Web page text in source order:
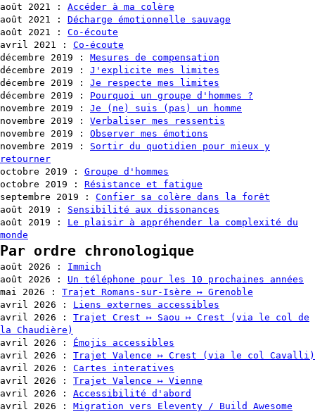
août 2021
:
Accéder à ma colère
août 2021
:
Décharge émotionnelle sauvage
août 2021
:
Co-écoute
avril 2021
:
Co-écoute
décembre 2019
:
Mesures de compensation
décembre 2019
:
J'explicite mes limites
décembre 2019
:
Je respecte mes limites
décembre 2019
:
Pourquoi un groupe d'hommes ?
novembre 2019
:
Je (ne) suis (pas) un homme
novembre 2019
:
Verbaliser mes ressentis
novembre 2019
:
Observer mes émotions
novembre 2019
:
Sortir du quotidien pour mieux y
retourner
octobre 2019
:
Groupe d'hommes
octobre 2019
:
Résistance et fatigue
septembre 2019
:
Confier sa colère dans la forêt
août 2019
:
Sensibilité aux dissonances
août 2019
:
Le plaisir à appréhender la complexité du
monde
Par ordre chronologique
août 2026 :
Immich
août 2026
:
Un téléphone pour les 10 prochaines années
mai 2026
:
Trajet Romans-sur-Isère ↦ Grenoble
avril 2026
:
Liens externes accessibles
avril 2026
:
Trajet Crest ↦ Saou ↦ Crest (via le col de
la Chaudière)
avril 2026
:
Émojis accessibles
avril 2026
:
Trajet Valence ↦ Crest (via le col Cavalli)
avril 2026
:
Cartes interatives
avril 2026
:
Trajet Valence ↦ Vienne
avril 2026
:
Accessibilité d'abord
avril 2026
:
Migration vers Eleventy / Build Awesome